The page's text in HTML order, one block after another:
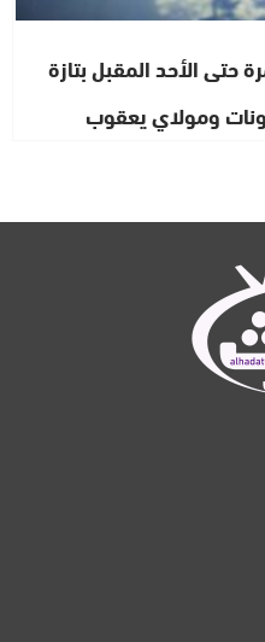
حتى الأحد المقبل بتازة
ومولاي يعقوب